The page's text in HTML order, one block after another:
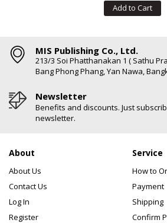
Add to Cart
MIS Publishing Co., Ltd.
213/3 Soi Phatthanakan 1 ( Sathu
Bang Phong Phang, Yan Nawa,
Newsletter
Benefits and discounts. Just
newsletter.
About
About Us
Contact Us
Log In
Register
Service
How to
Payment
Shipping
Confirm